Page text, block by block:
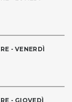
- VENERDÌ
- GIOVEDÌ